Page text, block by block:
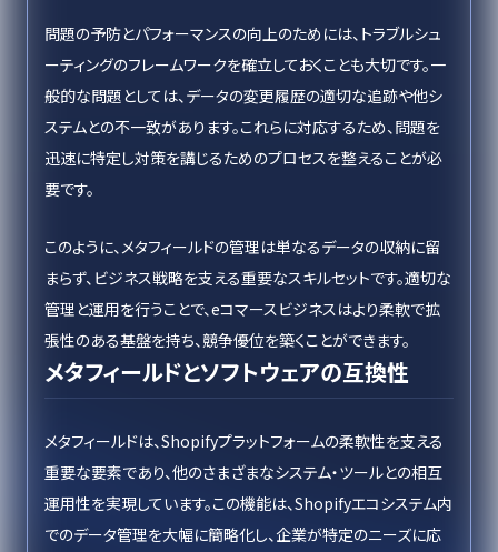
問題の予防とパフォーマンスの向上のためには、トラブルシュ
ーティングのフレームワークを確立しておくことも大切です。一
般的な問題としては、データの変更履歴の適切な追跡や他シ
ステムとの不一致があります。これらに対応するため、問題を
迅速に特定し対策を講じるためのプロセスを整えることが必
要です。
このように、メタフィールドの管理は単なるデータの収納に留
まらず、ビジネス戦略を支える重要なスキルセットです。適切な
管理と運用を行うことで、eコマースビジネスはより柔軟で拡
張性のある基盤を持ち、競争優位を築くことができます。
メタフィールドとソフトウェアの互換性
メタフィールドは、Shopifyプラットフォームの柔軟性を支える
重要な要素であり、他のさまざまなシステム・ツールとの相互
運用性を実現しています。この機能は、Shopifyエコシステム内
でのデータ管理を大幅に簡略化し、企業が特定のニーズに応